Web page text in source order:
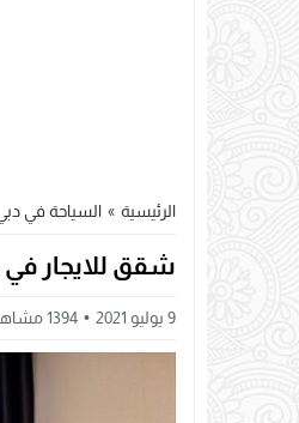
الرئيسية » السياحة في
شقق للايجار
9 يوليو 2021 1394